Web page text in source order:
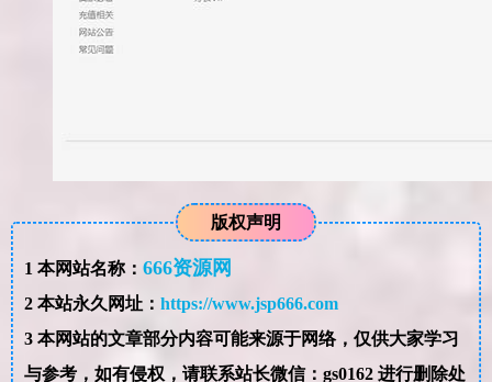
版权声明
1 本网站名称： 666资源网
2本站永久网址： https://www.jsp666.com
3本网站的文章部分内容可能来源于网络，仅供大家学习
与参考，如有侵权，请联系站长微信：gs0162 进行删除处